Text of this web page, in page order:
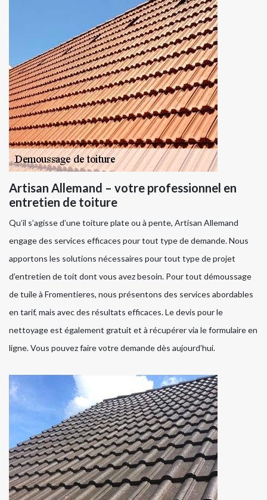
Artisan Allemand – votre professionnel en
entretien de toiture
Qu’il s’agisse d’une toiture plate ou à pente, Artisan Allemand
engage des services efficaces pour tout type de demande. Nous
apportons les solutions nécessaires pour tout type de projet
d’entretien de toit dont vous avez besoin. Pour tout démoussage
de tuile à Fromentieres, nous présentons des services abordables
en tarif, mais avec des résultats efficaces. Le devis pour le
nettoyage est également gratuit et à récupérer via le formulaire en
ligne. Vous pouvez faire votre demande dès aujourd’hui.